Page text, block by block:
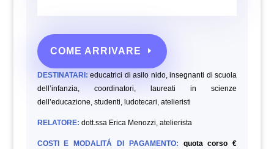
COME ARRIVARE
DESTINATARI: educatrici di asilo nido, insegnanti di scuola
dell’infanzia, coordinatori, laureati in scienze
dell’educazione, studenti, ludotecari, atelieristi
RELATORE: dott.ssa Erica Menozzi, atelierista
COSTI E MODALITÁ DI PAGAMENTO:
quota corso €